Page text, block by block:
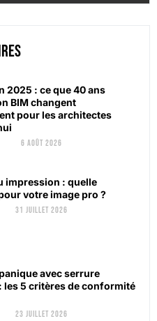
2025 : ce que 40 ans
BIM changent
pour les architectes
6 août 2026
impression : quelle
votre image pro ?
31 juillet 2026
avec serrure
les 5 critères de conformité
23 juillet 2026